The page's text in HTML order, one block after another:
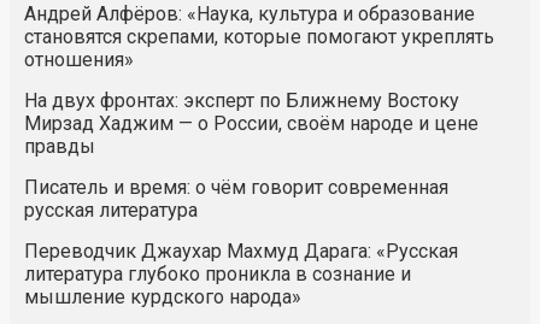
Андрей Алфёров: «Наука, культура и образование
становятся скрепами, которые помогают укреплять
отношения»
На двух фронтах: эксперт по Ближнему Востоку
Мирзад Хаджим — о России, своём народе и цене
правды
Писатель и время: о чём говорит современная
русская литература
Переводчик Джаухар Махмуд Дарага: «Русская
литература глубоко проникла в сознание и
мышление курдского народа»